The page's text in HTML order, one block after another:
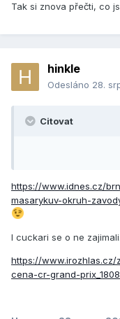
Tak si znova přečti, co
hinkle
Odesláno 28.
Citovat
https://www.idnes.cz/
masarykuv-okruh-
I cuckari se o ne
https://
cena-cr-grand-